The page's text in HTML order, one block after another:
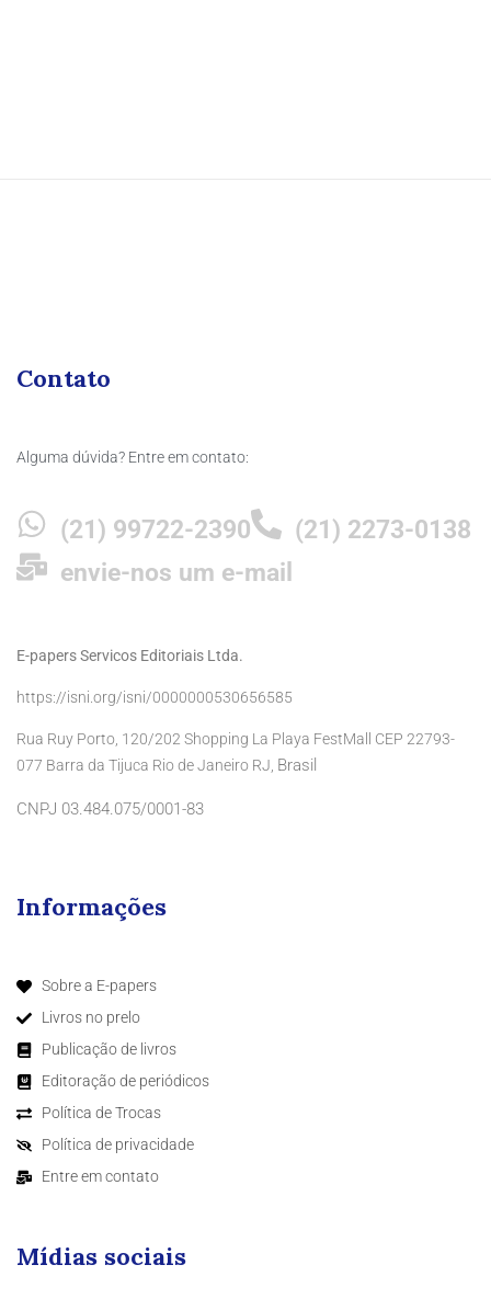
Contato
Alguma dúvida? Entre em contato:
(21) 99722-2390
(21) 2273-0138
envie-nos um e-mail
E-papers Servicos Editoriais Ltda.
https://isni.org/isni/0000000530656585
Rua Ruy Porto, 120/202 Shopping La Playa FestMall CEP 22793-
077 Barra da Tijuca Rio de Janeiro RJ, Brasil
CNPJ 03.484.075/0001-83
Informações
Sobre a E-papers
Livros no prelo
Publicação de livros
Editoração de periódicos
Política de Trocas
Política de privacidade
Entre em contato
Mídias sociais